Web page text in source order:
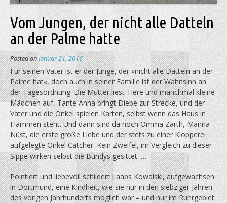
Vom Jungen, der nicht alle Datteln
an der Palme hatte
Posted onJanuar 21, 2016
Für seinen Vater ist er der Junge, der »nicht alle Datteln an der
Palme hat«, doch auch in seiner Familie ist der Wahnsinn an
der Tagesordnung. Die Mutter liest Tiere und manchmal kleine
Mädchen auf, Tante Anna bringt Diebe zur Strecke, und der
Vater und die Onkel spielen Karten, selbst wenn das Haus in
Flammen steht. Und dann sind da noch Omma Zarth, Manna
Nüst, die erste große Liebe und der stets zu einer Klopperei
aufgelegte Onkel Catcher. Kein Zweifel, im Vergleich zu dieser
Sippe wirken selbst die Bundys gesittet. …
Pointiert und liebevoll schildert Laabs Kowalski, aufgewachsen
in Dortmund, eine Kindheit, wie sie nur in den siebziger Jahren
des vorigen Jahrhunderts möglich war – und nur im Ruhrgebiet.